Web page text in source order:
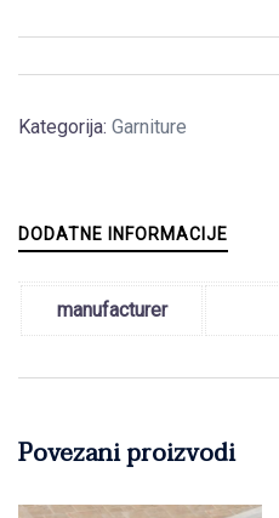
Kategorija: Garniture
DODATNE INFORMACIJE
manufacturer
Povezani proizvodi